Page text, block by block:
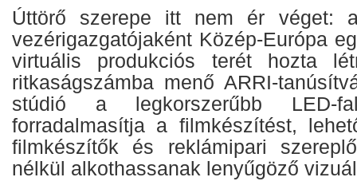
Úttörő szerepe itt nem ér véget:
vezérigazgatójaként Közép-Európa
virtuális produkciós terét hozta
ritkaságszámba menő ARRI-
stúdió a legkorszerűbb LED-
forradalmasítja a filmkészítést,
filmkészítők és reklámipari
nélkül alkothassanak lenyűgöző